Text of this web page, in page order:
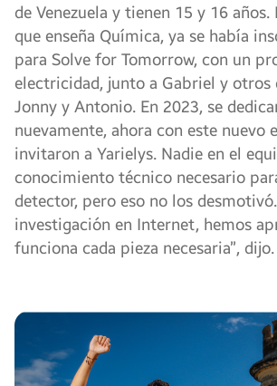
de Venezuela y tienen 15 y 16
que enseña Química, ya se había
para Solve for Tomorrow, con un
electricidad, junto a Gabriel y otros
Jonny y Antonio. En 2023, se
nuevamente, ahora con este nuevo
invitaron a Yarielys. Nadie en el
conocimiento técnico necesario
detector, pero eso no los
investigación en Internet, hemos
funciona cada pieza necesaria”, dijo.